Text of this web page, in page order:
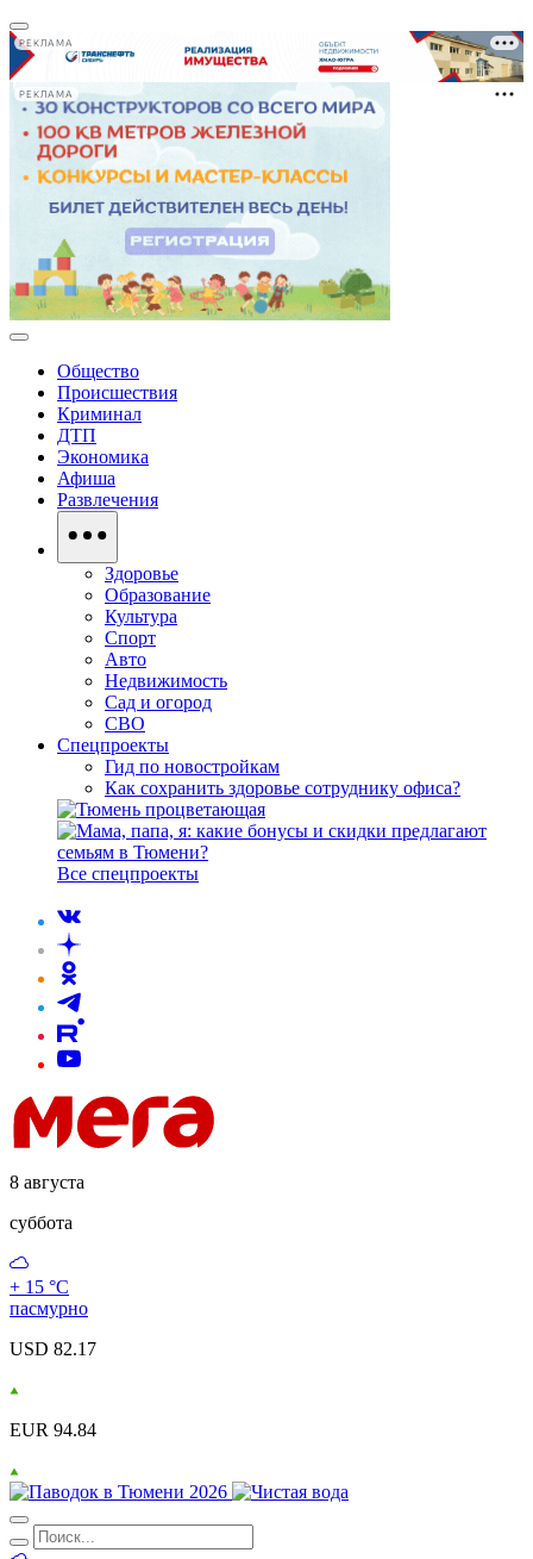
РЕКЛАМА
РЕКЛАМА
Общество
Происшествия
Криминал
ДТП
Экономика
Афиша
Развлечения
Здоровье
Образование
Культура
Спорт
Авто
Недвижимость
Сад и огород
СВО
Спецпроекты
Гид по новостройкам
Как сохранить здоровье сотруднику офиса?
Все спецпроекты
8 августа
суббота
+ 15 °С
пасмурно
USD 82.17
EUR 94.84